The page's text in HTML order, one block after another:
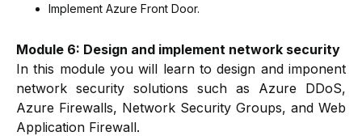
Implement Azure Front Door.
Module 6: Design and implement network security
In this module you will learn to design and imponent
network security solutions such as Azure DDoS,
Azure Firewalls, Network Security Groups, and Web
Application Firewall.